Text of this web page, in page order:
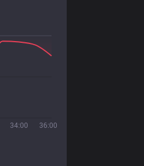
34:00 36:00